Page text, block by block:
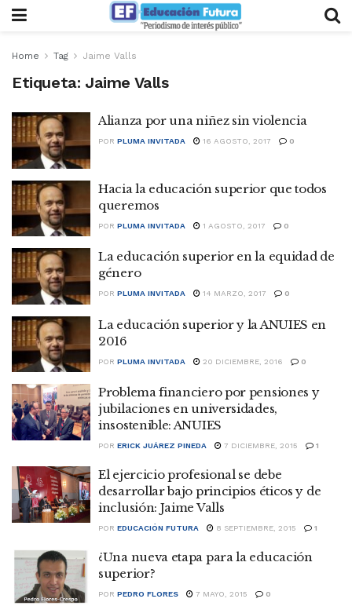
Home Tag Jaime Valls
Etiqueta: Jaime Valls
Alianza por una niñez sin violencia
POR PLUMA INVITADA 16 AGOSTO, 2017 0
Hacia la educación superior que todos
queremos
POR PLUMA INVITADA 1 AGOSTO, 2017 0
La educación superior en la equidad de
género
POR PLUMA INVITADA 14 MARZO, 2017 0
La educación superior y la ANUIES en
2016
POR PLUMA INVITADA 20 DICIEMBRE, 2016 0
Problema financiero por pensiones y
jubilaciones en universidades,
insostenible: ANUIES
POR ERICK JUÁREZ PINEDA 7 DICIEMBRE, 2015 1
El ejercicio profesional se debe
desarrollar bajo principios éticos y de
inclusión: Jaime Valls
POR EDUCACIÓN FUTURA 8 SEPTIEMBRE, 2015 1
¿Una nueva etapa para la educación
superior?
POR PEDRO FLORES 7 MAYO, 2015 0